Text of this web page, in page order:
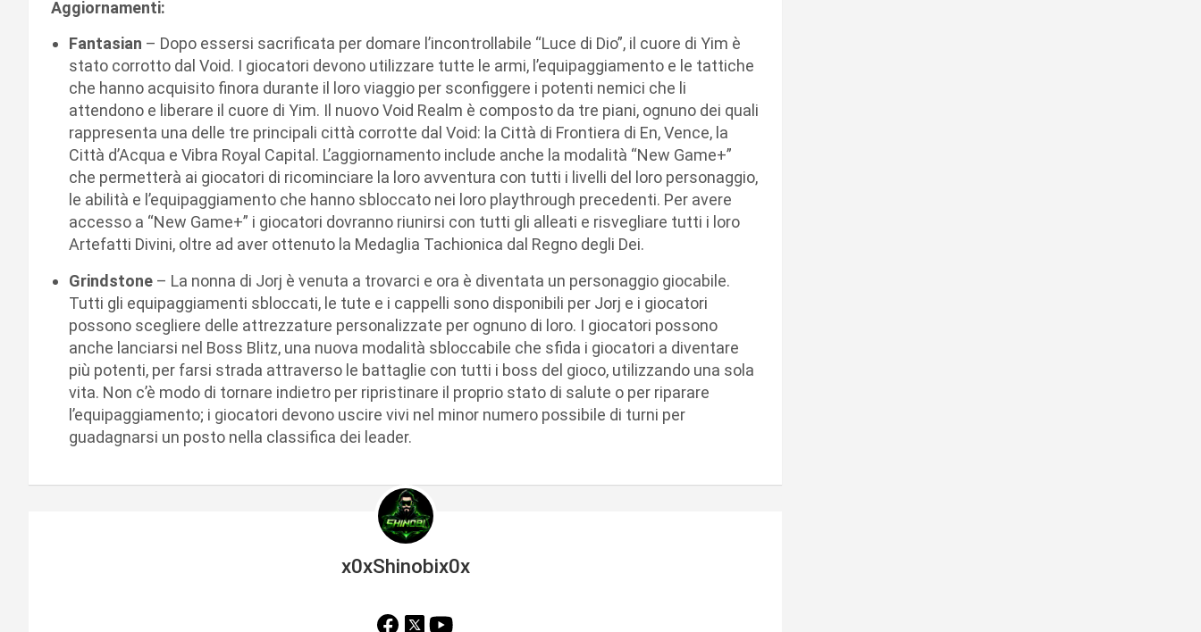
Aggiornamenti:
Fantasian – Dopo essersi sacrificata per domare l’incontrollabile “Luce di Dio”, il cuore di Yim è
stato corrotto dal Void. I giocatori devono utilizzare tutte le armi, l’equipaggiamento e le tattiche
che hanno acquisito finora durante il loro viaggio per sconfiggere i potenti nemici che li
attendono e liberare il cuore di Yim. Il nuovo Void Realm è composto da tre piani, ognuno dei quali
rappresenta una delle tre principali città corrotte dal Void: la Città di Frontiera di En, Vence, la
Città d’Acqua e Vibra Royal Capital. L’aggiornamento include anche la modalità “New Game+”
che permetterà ai giocatori di ricominciare la loro avventura con tutti i livelli del loro personaggio,
le abilità e l’equipaggiamento che hanno sbloccato nei loro playthrough precedenti. Per avere
accesso a “New Game+” i giocatori dovranno riunirsi con tutti gli alleati e risvegliare tutti i loro
Artefatti Divini, oltre ad aver ottenuto la Medaglia Tachionica dal Regno degli Dei.
Grindstone – La nonna di Jorj è venuta a trovarci e ora è diventata un personaggio giocabile.
Tutti gli equipaggiamenti sbloccati, le tute e i cappelli sono disponibili per Jorj e i giocatori
possono scegliere delle attrezzature personalizzate per ognuno di loro. I giocatori possono
anche lanciarsi nel Boss Blitz, una nuova modalità sbloccabile che sfida i giocatori a diventare
più potenti, per farsi strada attraverso le battaglie con tutti i boss del gioco, utilizzando una sola
vita. Non c’è modo di tornare indietro per ripristinare il proprio stato di salute o per riparare
l’equipaggiamento; i giocatori devono uscire vivi nel minor numero possibile di turni per
guadagnarsi un posto nella classifica dei leader.
x0xShinobix0x